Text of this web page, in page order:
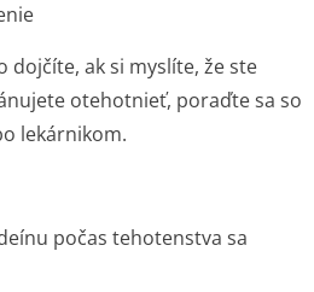
dojčíte, ak si myslíte, že ste
otehotnieť, poraďte sa so
lekárnikom.
počas tehotenstva sa